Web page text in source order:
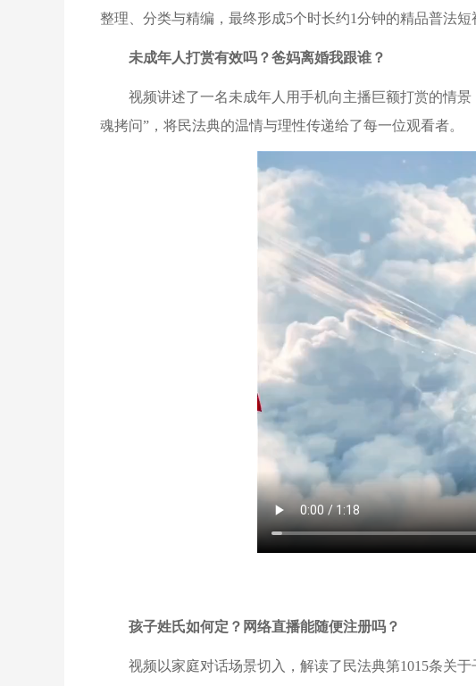
整理、分类与精编，最终形成5个时长约1分钟的精品普法短
未成年人打赏有效吗？爸妈离婚我跟谁？
视频讲述了一名未成年人用手机向主播巨额打赏的情
魂拷问”，将民法典的温情与理性传递给了每一位观看者。
孩子姓氏如何定？网络直播能随便注册吗？
视频以家庭对话场景切入，解读了民法典第1015条关